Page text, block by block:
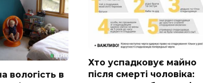
вологість в
Хто успадковує майно
після смерті чоловіка: